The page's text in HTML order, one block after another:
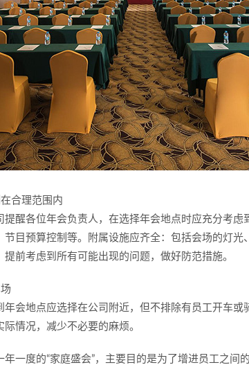
合理范围内
提醒各位年会负责人，在选择年会地点时应充分考
节目预算控制等。附属设施应齐全：包括会场的灯
提前考虑到所有可能出现的问题，做好防范措施。
年会地点应选择在公司附近，但不排除有员工开车
际情况，减少不必要的麻烦。
年一度的“家庭盛会”，主要目的是为了增进员工之